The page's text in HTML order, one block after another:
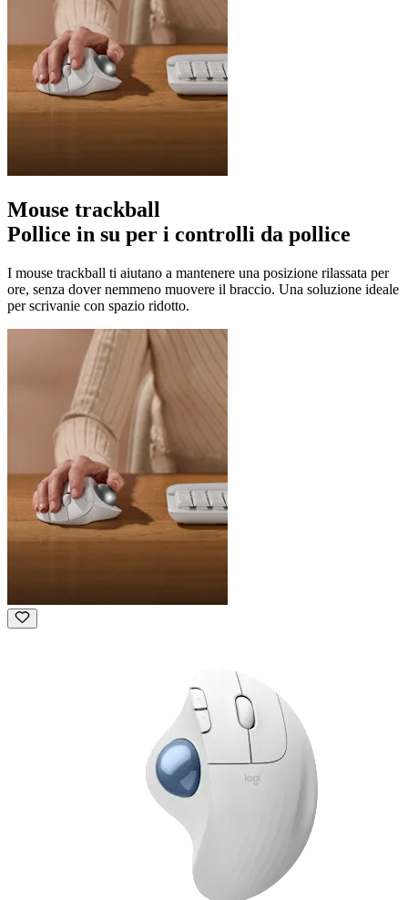
Mouse trackball
Pollice in su per i controlli da pollice
I mouse trackball ti aiutano a mantenere una posizione rilassata per
ore, senza dover nemmeno muovere il braccio. Una soluzione ideale
per scrivanie con spazio ridotto.